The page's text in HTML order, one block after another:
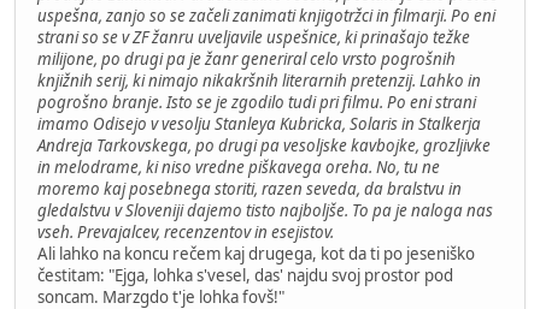
uspešna, zanjo so se začeli zanimati knjigotržci in filmarji. Po eni
strani so se v ZF žanru uveljavile uspešnice, ki prinašajo težke
milijone, po drugi pa je žanr generiral celo vrsto pogrošnih
knjižnih serij, ki nimajo nikakršnih literarnih pretenzij. Lahko in
pogrošno branje. Isto se je zgodilo tudi pri filmu. Po eni strani
imamo Odisejo v vesolju Stanleya Kubricka, Solaris in Stalkerja
Andreja Tarkovskega, po drugi pa vesoljske kavbojke, grozljivke
in melodrame, ki niso vredne piškavega oreha. No, tu ne
moremo kaj posebnega storiti, razen seveda, da bralstvu in
gledalstvu v Sloveniji dajemo tisto najboljše. To pa je naloga nas
vseh. Prevajalcev, recenzentov in esejistov.
Ali lahko na koncu rečem kaj drugega, kot da ti po jeseniško
čestitam: "Ejga, lohka s'vesel, das' najdu svoj prostor pod
soncam. Marzgdo t'je lohka fovš!"